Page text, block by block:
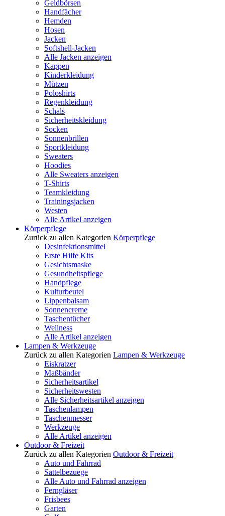
Geldbörsen
Handfächer
Hemden
Hosen
Jacken
Softshell-Jacken
Alle Jacken anzeigen
Kappen
Kinderkleidung
Mützen
Poloshirts
Regenkleidung
Schals
Sicherheitskleidung
Socken
Sonnenbrillen
Sportkleidung
Sweaters
Hoodies
Alle Sweaters anzeigen
T-Shirts
Teamkleidung
Trainingsjacken
Westen
Alle Artikel anzeigen
Körperpflege
Zurück zu allen Kategorien Körperpflege
Desinfektionsmittel
Erste Hilfe Kits
Gesichtsmaske
Gesundheitspflege
Handpflege
Kulturbeutel
Lippenbalsam
Sonnencreme
Taschentücher
Wellness
Alle Artikel anzeigen
Lampen & Werkzeuge
Zurück zu allen Kategorien Lampen & Werkzeuge
Eiskratzer
Maßbänder
Sicherheitsartikel
Sicherheitswesten
Alle Sicherheitsartikel anzeigen
Taschenlampen
Taschenmesser
Werkzeuge
Alle Artikel anzeigen
Outdoor & Freizeit
Zurück zu allen Kategorien Outdoor & Freizeit
Auto und Fahrrad
Sattelbezuege
Alle Auto und Fahrrad anzeigen
Ferngläser
Frisbees
Garten